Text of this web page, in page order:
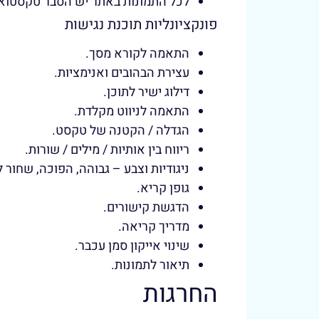
פונקציונליות תוכנת נגישות
התאמה לקורא מסך.
עצירת הבהובים ואנימציות.
דילוג ישיר לתוכן.
התאמה לניווט מקלדת.
הגדלה / הקטנה של טקסט.
ריווח בין אותיות / מילים / שורות.
ניגודיות וצבע – גבוהה, הפוכה, שחור
גופן קריא.
הדגשת קישורים.
מדריך קריאה.
שינוי אייקון סמן עכבר.
תיאור לתמונות.
החרגות